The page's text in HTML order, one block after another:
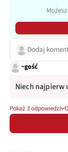
Dodaj
~gość
Niech najpierw
Pokaż 3 odpowiedzi